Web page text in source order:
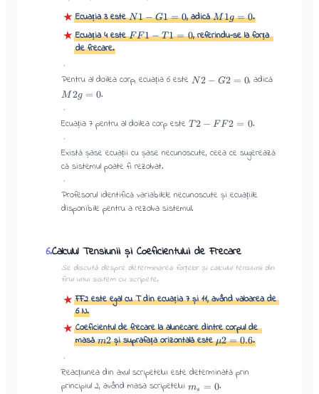
★ Ecuația 3 esteN1− G1 = 0, adicăM1g = 0.
★ Ecuația 4 esteFF1− T1 = 0, referindu-se la forța
de frecare.
·
Pentru al doilea corp, ecuația 6 este N2 − G2 = 0
M 2g = 0.
·
Ecuația 7 pentru al doilea corp este T 2 − FF2 = 0.
·
Există șase ecuații cu șase necunoscute, ceea ce sugerează
că sistemul poate fi rezolvat.
·
Profesorul identifică variabilele necunoscute și ecuațiile
disponibile pentru a rezolva sistemul.
6.Calculul Tensiunii și Coeficientului de Frecare
Se discută despre determinarea forțelor și calculul tensiunii din
firul unui sistem cu scripete.
★ FF2 este egal cu T din ecuația 7 și 11, având valoarea de
6 N.
★ Coeficientul de frecare la alunecare dintre corpul de
masăm2și suprafața orizontală esteμ2 = 0.6.
·
Reacțiunea din axul scripetelui este determinată prin
principiul 2, având masa scripetelui ms = 0.